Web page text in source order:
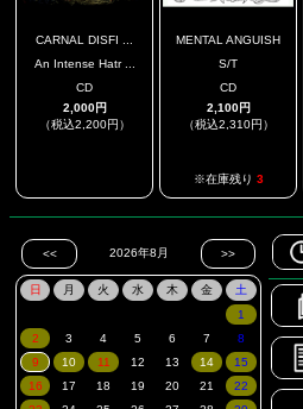
CARNAL DISFI ...
An Intense Hatr ...
CD
2,000円
（税込2,200円）
MENTAL ANGUISH
S/T
CD
2,100円
（税込2,310円）
※在庫残り 3